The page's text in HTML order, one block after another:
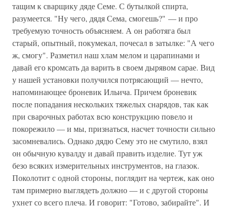
тащим к сварщику дяде Семе. С бутылкой спирта,
разумеется. "Ну чего, дядя Сема, смогешь?" — и про
требуемую точность объясняем. А он работяга был
старый, опытный, покумекал, почесал в затылке: "А чего
ж, смогу". Разметил наш хлам мелом и царапинами и
давай его кромсать да варить в своем дырявом сарае. Вид
у нашей установки получился потрясающий — нечто,
напоминающее броневик Ильича. Причем броневик
после попадания нескольких тяжелых снарядов, так как
при сварочных работах всю конструкцию повело и
покорежило — и мы, признаться, насчет точности сильно
засомневались. Однако дядю Сему это не смутило, взял
он обычную кувалду и давай править изделие. Тут уж
безо всяких измерительных инструментов, на глазок.
Поколотит с одной стороны, поглядит на чертеж, как оно
там примерно выглядеть должно — и с другой стороны
ухнет со всего плеча. И говорит: "Готово, забирайте". И